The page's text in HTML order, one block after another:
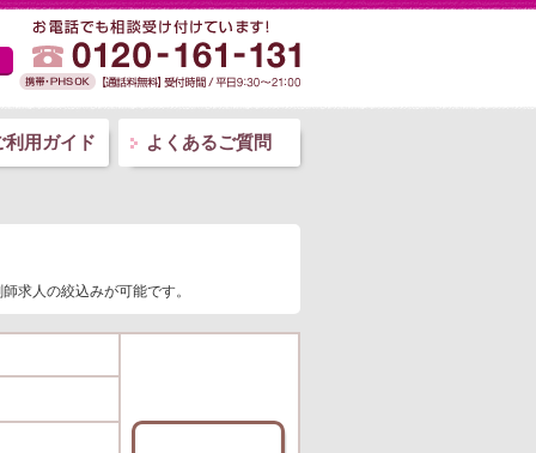
利用ガイド よくあるご質問
求人の絞込みが可能です。